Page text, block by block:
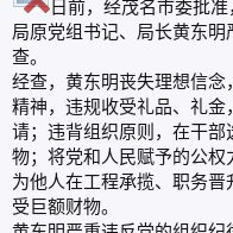
日前，经茂名市委批
局原党组书记、局长黄东
查。
经查，黄东明丧失理想信
精神，违规收受礼品、礼
请；违背组织原则，在干
物；将党和人民赋予的公
为他人在工程承揽、职务
受巨额财物。